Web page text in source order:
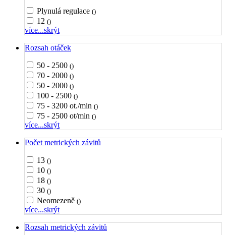
Plynulá regulace ()
12 ()
více...skrýt
Rozsah otáček
50 - 2500 ()
70 - 2000 ()
50 - 2000 ()
100 - 2500 ()
75 - 3200 ot./min ()
75 - 2500 ot/min ()
více...skrýt
Počet metrických závitů
13 ()
10 ()
18 ()
30 ()
Neomezeně ()
více...skrýt
Rozsah metrických závitů